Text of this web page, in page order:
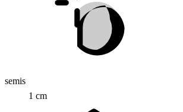
semis
1 cm